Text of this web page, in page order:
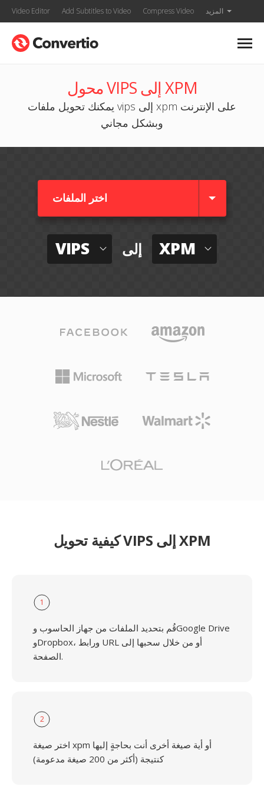
Video Editor Add Subtitles to Video Compress Video المزيد
محول VIPS إلى XPM
يمكنك تحويل ملفات vips إلى xpm على الإنترنت
وبشكل مجاني
اختر الملفات
VIPS إلى XPM
كيفية تحويل VIPS إلى XPM
1
قُم بتحديد الملفات من جهاز الحاسوب وGoogle Drive
وDropbox، ورابط URL أو من خلال سحبها إلى
الصفحة.
2
اختر صيغة xpm أو أية صيغة أخرى أنت بحاجةٍ إليها
كنتيجة (أكثر من 200 صيغة مدعومة)